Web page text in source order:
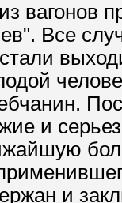
вагонов
Все
и
и